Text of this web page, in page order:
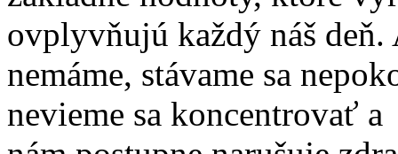
ovplyvňujú každý náš deň.
nemáme, stávame sa
nevieme sa koncentrovať a